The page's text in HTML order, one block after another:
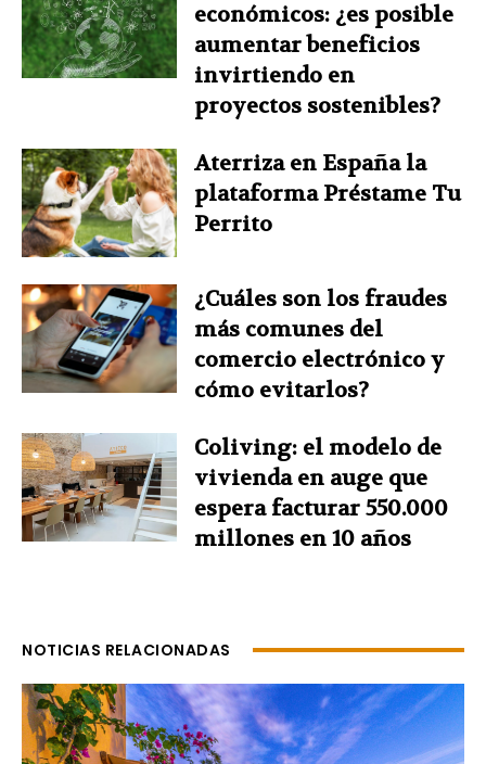
económicos: ¿es posible
aumentar beneficios
invirtiendo en
proyectos sostenibles?
Aterriza en España la
plataforma Préstame Tu
Perrito
¿Cuáles son los fraudes
más comunes del
comercio electrónico y
cómo evitarlos?
Coliving: el modelo de
vivienda en auge que
espera facturar 550.000
millones en 10 años
NOTICIAS RELACIONADAS